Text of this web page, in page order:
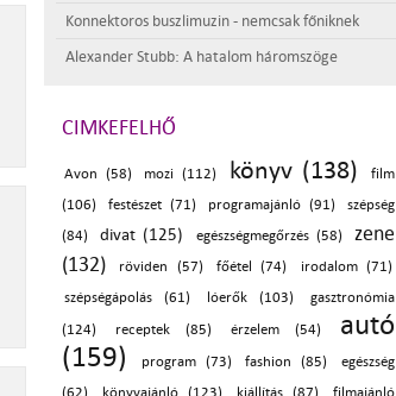
Konnektoros buszlimuzin - nemcsak főniknek
Alexander Stubb: A hatalom háromszöge
CIMKEFELHŐ
Avon (58) mozi (112) könyv (138)
film
(106)
festészet (71) programajánló (91)
szépség
(84)
divat (125) egészségmegőrzés (58)
zene
(132)
röviden (57) főétel (74)
irodalom (71)
szépségápolás (61)
lóerők (103) gasztronómia
(124) receptek (85) érzelem (54)
autó
(159)
program (73) fashion (85)
egészség